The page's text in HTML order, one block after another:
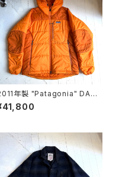
年製 "Patagonia" DAS